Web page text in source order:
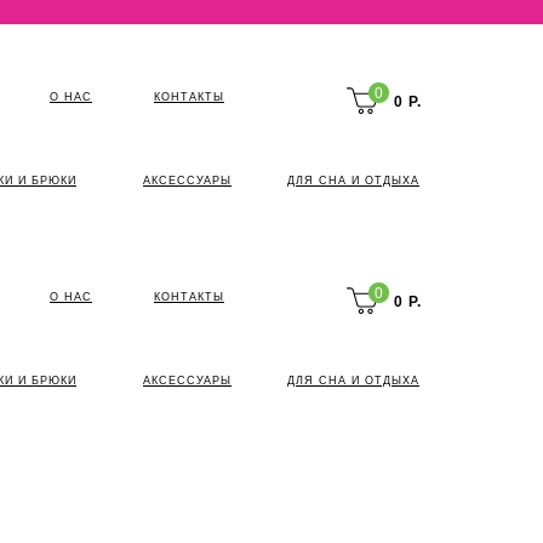
О НАС КОНТАКТЫ
И БРЮКИ АКСЕССУАРЫ ДЛЯ СНА И ОТДЫХА
0 0 Р.
О НАС КОНТАКТЫ
И БРЮКИ АКСЕССУАРЫ ДЛЯ СНА И ОТДЫХА
0 0 Р.